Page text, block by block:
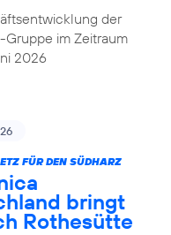
der
im Zeitraum
2026
FÜR DEN SÜDHARZ
bringt
Rothesütte